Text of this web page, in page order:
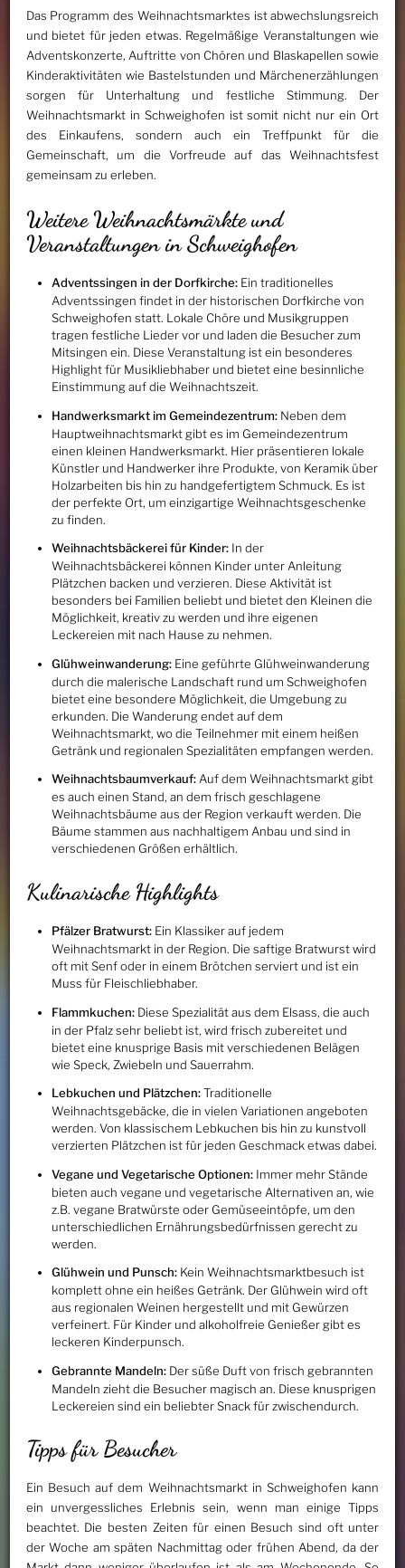
Das Programm des Weihnachtsmarktes ist abwechslungsreich
und bietet für jeden etwas. Regelmäßige Veranstaltungen wie
Adventskonzerte, Auftritte von Chören und Blaskapellen sowie
Kinderaktivitäten wie Bastelstunden und Märchenerzählungen
sorgen für Unterhaltung und festliche Stimmung. Der
Weihnachtsmarkt in Schweighofen ist somit nicht nur ein Ort
des Einkaufens, sondern auch ein Treffpunkt für die
Gemeinschaft, um die Vorfreude auf das Weihnachtsfest
gemeinsam zu erleben.
Weitere Weihnachtsmärkte und
Veranstaltungen in Schweighofen
Adventssingen in der Dorfkirche:Ein traditionelles
Adventssingen findet in der historischen Dorfkirche von
Schweighofen statt. Lokale Chöre und Musikgruppen
tragen festliche Lieder vor und laden die Besucher zum
Mitsingen ein. Diese Veranstaltung ist ein besonderes
Highlight für Musikliebhaber und bietet eine besinnliche
Einstimmung auf die Weihnachtszeit.
Handwerksmarkt im Gemeindezentrum:Neben dem
Hauptweihnachtsmarkt gibt es im Gemeindezentrum
einen kleinen Handwerksmarkt. Hier präsentieren lokale
Künstler und Handwerker ihre Produkte, von Keramik über
Holzarbeiten bis hin zu handgefertigtem Schmuck. Es ist
der perfekte Ort, um einzigartige Weihnachtsgeschenke
zu finden.
Weihnachtsbäckerei für Kinder:In der
Weihnachtsbäckerei können Kinder unter Anleitung
Plätzchen backen und verzieren. Diese Aktivität ist
besonders bei Familien beliebt und bietet den Kleinen die
Möglichkeit, kreativ zu werden und ihre eigenen
Leckereien mit nach Hause zu nehmen.
Glühweinwanderung:Eine geführte Glühweinwanderung
durch die malerische Landschaft rund um Schweighofen
bietet eine besondere Möglichkeit, die Umgebung zu
erkunden. Die Wanderung endet auf dem
Weihnachtsmarkt, wo die Teilnehmer mit einem heißen
Getränk und regionalen Spezialitäten empfangen werden.
Weihnachtsbaumverkauf:Auf dem Weihnachtsmarkt gibt
es auch einen Stand, an dem frisch geschlagene
Weihnachtsbäume aus der Region verkauft werden. Die
Bäume stammen aus nachhaltigem Anbau und sind in
verschiedenen Größen erhältlich.
Kulinarische Highlights
Pfälzer Bratwurst:Ein Klassiker auf jedem
Weihnachtsmarkt in der Region. Die saftige Bratwurst wird
oft mit Senf oder in einem Brötchen serviert und ist ein
Muss für Fleischliebhaber.
Flammkuchen:Diese Spezialität aus dem Elsass, die auch
in der Pfalz sehr beliebt ist, wird frisch zubereitet und
bietet eine knusprige Basis mit verschiedenen Belägen
wie Speck, Zwiebeln und Sauerrahm.
Lebkuchen und Plätzchen:Traditionelle
Weihnachtsgebäcke, die in vielen Variationen angeboten
werden. Von klassischem Lebkuchen bis hin zu kunstvoll
verzierten Plätzchen ist für jeden Geschmack etwas dabei.
Vegane und Vegetarische Optionen:Immer mehr Stände
bieten auch vegane und vegetarische Alternativen an, wie
z.B. vegane Bratwürste oder Gemüseeintöpfe, um den
unterschiedlichen Ernährungsbedürfnissen gerecht zu
werden.
Glühwein und Punsch:Kein Weihnachtsmarktbesuch ist
komplett ohne ein heißes Getränk. Der Glühwein wird oft
aus regionalen Weinen hergestellt und mit Gewürzen
verfeinert. Für Kinder und alkoholfreie Genießer gibt es
leckeren Kinderpunsch.
Gebrannte Mandeln:Der süße Duft von frisch gebrannten
Mandeln zieht die Besucher magisch an. Diese knusprigen
Leckereien sind ein beliebter Snack für zwischendurch.
Tipps für Besucher
Ein Besuch auf dem Weihnachtsmarkt in Schweighofen kann
ein unvergessliches Erlebnis sein, wenn man einige Tipps
beachtet. Die besten Zeiten für einen Besuch sind oft unter
der Woche am späten Nachmittag oder frühen Abend, da der